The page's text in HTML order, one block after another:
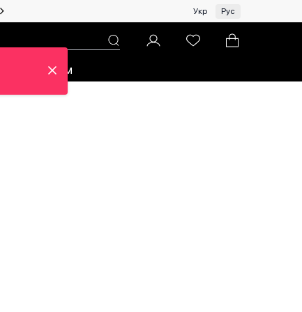
Женщинам | Топ бренды со скидками!
Укр Рус
Про ЦУМ